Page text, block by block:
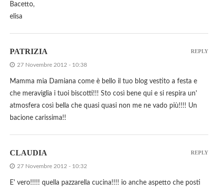
Bacetto,
elisa
PATRIZIA
27 Novembre 2012 - 10:38
Mamma mia Damiana come è bello il tuo blog vestito a festa e
che meraviglia i tuoi biscotti!!! Sto così bene qui e si respira un'
atmosfera così bella che quasi quasi non me ne vado più!!!! Un
bacione carissima!!
REPLY
CLAUDIA
27 Novembre 2012 - 10:32
E' vero!!!!! quella pazzarella cucina!!!! io anche aspetto che posti
REPLY